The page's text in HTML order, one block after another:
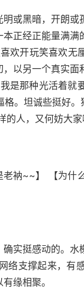
或黑暗，开朗
正经正能量满满
欢开玩笑喜欢无
以另一个真实
那种光活着就
。坦诚些挺好。
人，又何妨大
衲~~】 【为什
实挺感动的。
络支撑起来，有
缘相聚。